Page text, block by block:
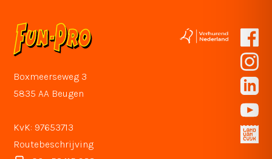
Boxmeerseweg 3
5835 AA Beugen
KvK: 97653713
Routebeschrijving